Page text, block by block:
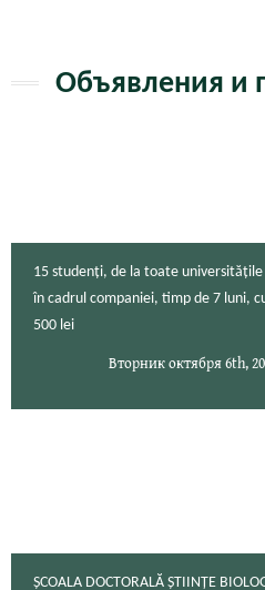
Объявления и
15 studenți, de la toate
în cadrul companiei, timp de 7 luni,
500 lei
Вторник октября 6th,
ȘCOALA DOCTORALĂ ȘTIINȚE